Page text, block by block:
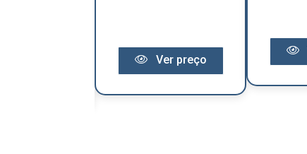
Ver preço